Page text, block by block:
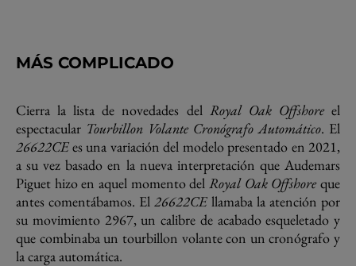
MÁS COMPLICADO
Cierra la lista de novedades del Royal Oak Offshoreel
espectacular Tourbillon Volante Cronógrafo Automático. El
26622CEes una variación del modelo presentado en 2021,
a su vez basado en la nueva interpretación que Audemars
Piguet hizo en aquel momento del Royal Oak Offshoreque
antes comentábamos. El 26622CEllamaba la atención por
su movimiento 2967, un calibre de acabado esqueletado y
que combinaba un tourbillon volante con un cronógrafo y
la carga automática.